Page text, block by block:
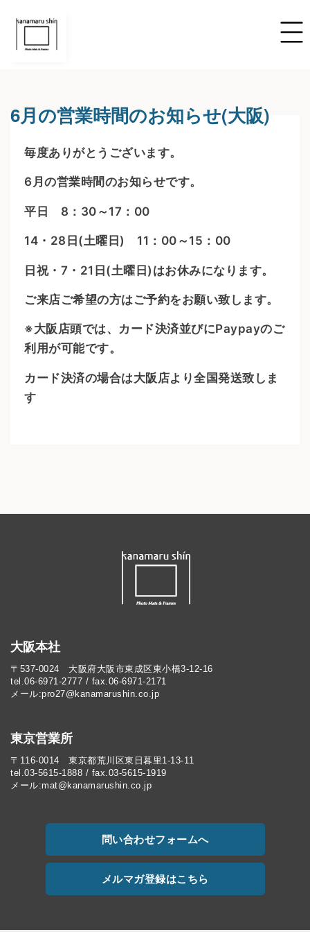
6月の営業時間のお知らせ(大阪)
毎度ありがとうございます。
6月の営業時間のお知らせです。
平日 8：30～17：00
14・28日(土曜日) 11：00～15：00
日祝・7・21日(土曜日)はお休みになります。
ご来店ご希望の方はご予約をお願い致します。
※大阪店頭では、カード決済並びにPaypayのご
利用が可能です。
カード決済の場合は大阪店より全国発送致しま
す
大阪本社
〒537-0024 大阪府大阪市東成区東小橋3-12-16
tel.06-6971-2777 / fax.06-6971-2171
メール:pro27@kanamarushin.co.jp​
東京営業所
〒116-0014 東京都荒川区東日暮里1-13-11
tel.03-5615-1888 / fax.03-5615-1919
メール:mat@kanamarushin.co.jp
問い合わせフォームへ
メルマガ登録はこちら